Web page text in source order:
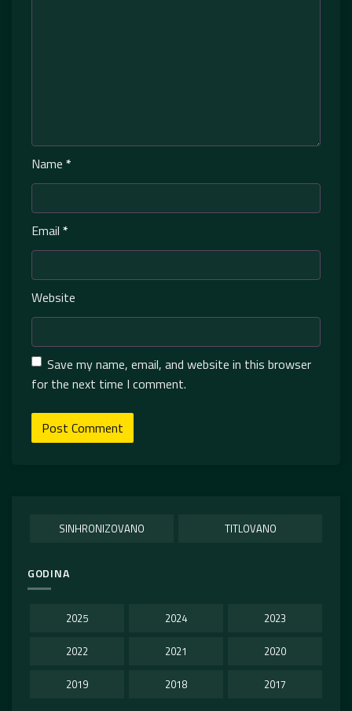
Name *
Email *
Website
Save my name, email, and website in this browser
for the next time I comment.
SINHRONIZOVANO TITLOVANO
GODINA
2025 2024 2023
2022 2021 2020
2019 2018 2017